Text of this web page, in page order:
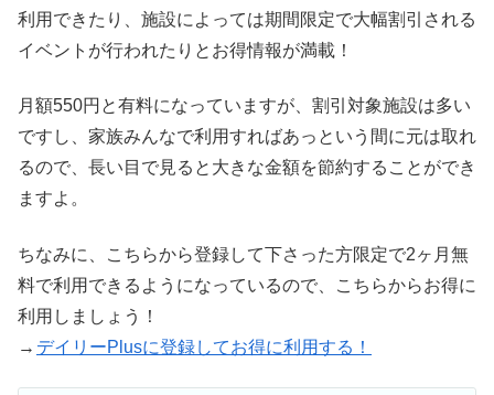
利用できたり、施設によっては期間限定で大幅割引される
イベントが行われたりとお得情報が満載！
月額550円と有料になっていますが、割引対象施設は多い
ですし、家族みんなで利用すればあっという間に元は取れ
るので、長い目で見ると大きな金額を節約することができ
ますよ。
ちなみに、こちらから登録して下さった方限定で2ヶ月無
料で利用できるようになっているので、こちらからお得に
利用しましょう！
→ デイリーPlusに登録してお得に利用する！